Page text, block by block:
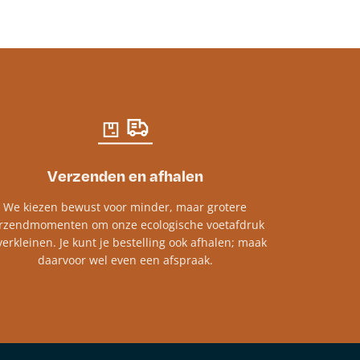
Verzenden en afhalen
We kiezen bewust voor minder, maar grotere
om onze ecologische voetafdruk
Je kunt je bestelling ook afhalen; maak
daarvoor wel even een afspraak.